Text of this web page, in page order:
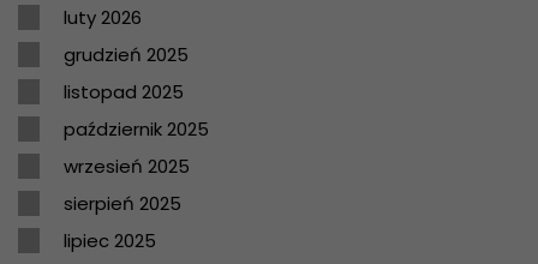
luty 2026
grudzień 2025
listopad 2025
październik 2025
wrzesień 2025
sierpień 2025
lipiec 2025